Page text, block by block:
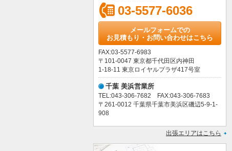
03-5577-6036
メールフォームでの
お見積もり・お問い合わせはこちら
FAX:03-5577-6983
〒101-0047 東京都千代田区内神田
1-18-11 東京ロイヤルプラザ417号室
千葉 美浜営業所
TEL:043-306-7682 FAX:043-306-7683
〒261-0012 千葉県千葉市美浜区磯辺5-9-1-
908
出張エリアはこちら